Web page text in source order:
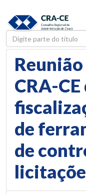
Digite parte do título
CRA-
de
de